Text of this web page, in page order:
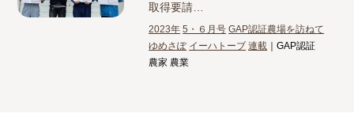
取得要請…
2023年 5・６月号 GAP認証農場を訪ねて
ゆめさぽ イーハトーブ 連載 ｜GAP認証
農家 農業